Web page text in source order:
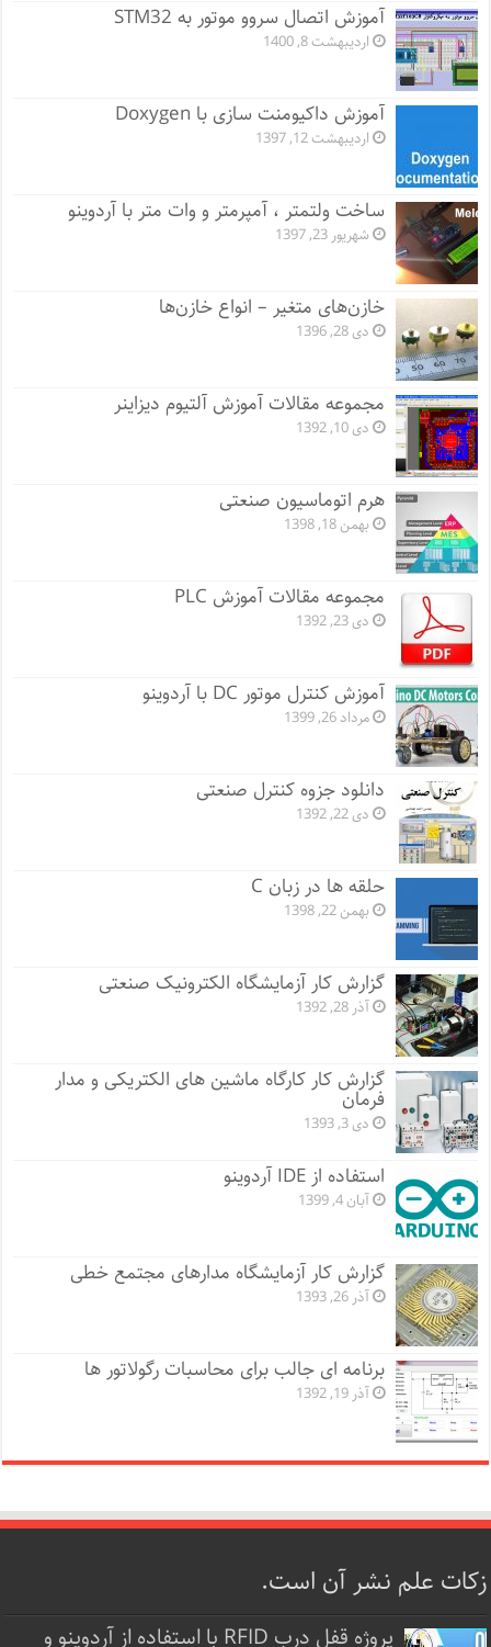
آموزش اتصال سروو موتور به STM32
اردیبهشت 8, 1400
آموزش داکیومنت سازی با Doxygen
اردیبهشت 12, 1397
ساخت ولتمتر ، آمپرمتر و وات متر با آردوینو
شهریور 23, 1397
خازن‌های متغیر – انواع خازن‌ها
دی 28, 1396
مجموعه مقالات آموزش آلتیوم دیزاینر
دی 10, 1392
هرم اتوماسیون صنعتی
بهمن 18, 1398
مجموعه مقالات آموزش PLC
دی 23, 1392
آموزش کنترل موتور DC با آردوینو
مرداد 26, 1399
دانلود جزوه کنترل صنعتی
دی 22, 1392
حلقه ها در زبان C
بهمن 22, 1398
گزارش کار آزمایشگاه الکترونیک صنعتی
آذر 28, 1392
گزارش کار کارگاه ماشین های الکتریکی و مدار
فرمان
دی 3, 1393
استفاده از IDE آردوینو
آبان 4, 1399
گزارش کار آزمایشگاه مدارهای مجتمع خطی
آذر 26, 1393
برنامه ای جالب برای محاسبات رگولاتور ها
آذر 19, 1392
زکات علم نشر آن است.
پروژه قفل‌ درب RFID با استفاده از آردوینو و